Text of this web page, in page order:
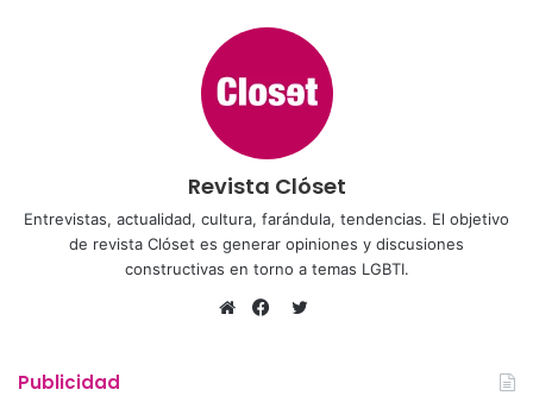
Revista Clóset
Entrevistas, actualidad, cultura, farándula, tendencias. El objetivo
de revista Clóset es generar opiniones y discusiones
constructivas en torno a temas LGBTI.
Publicidad